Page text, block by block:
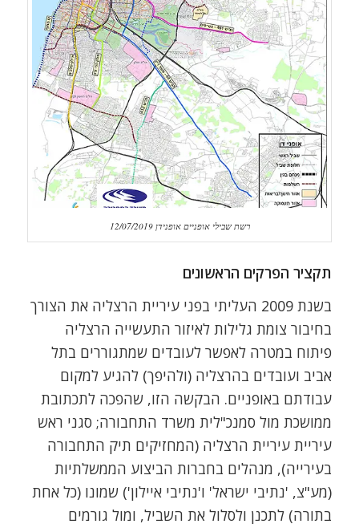
רשת שבילי אופניים אופנידן 12/07/2019
תקציר הפרקים הראשונים
בשנת 2009 העליתי בפני עיריית הרצליה את הצורך
בחיבור צומת גלילות לאיזור התעשייה הרצליה
פיתוח במטרה לאפשר לעובדים שמתגוררים בתל
אביב ועובדים בהרצליה (ולהיפך) להגיע למקום
עבודתם באופניים. הבקשה הזו, שהפכה לתכתובת
ממושכת מול סמנכ"לית משרד התחבורה; סגני ראש
עיריית עיריית הרצליה (המחזיקים תיק התחבורה
בעירייה), מנהלים בחברות הביצוע הממשלתיות
(מע"צ, 'נתיבי ישראל' ו'נתיבי איילון') שמונו (כל אחת
בתורה) לתכנן ולסלול את השביל, ומול גורמים